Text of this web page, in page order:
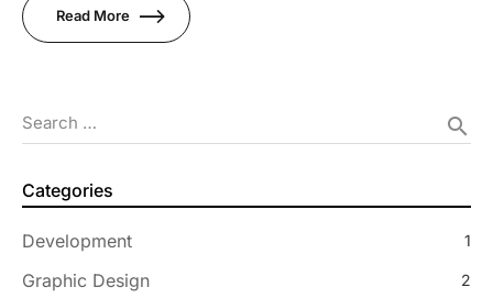
Read More
Search … search
Categories
Development 1
Graphic Design 2